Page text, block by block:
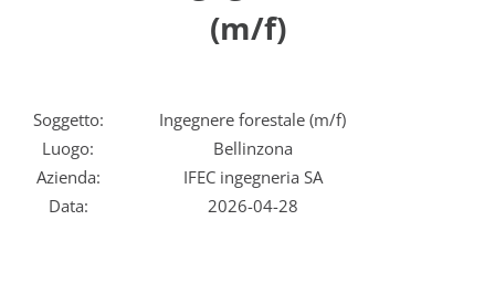
(m/f)
Soggetto:
Ingegnere forestale (m/f)
Luogo:
Bellinzona
Azienda:
IFEC ingegneria SA
Data:
2026-04-28